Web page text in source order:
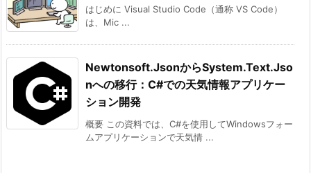
はじめに Visual Studio Code（通称 VS Code）
は、Mic ...
Newtonsoft.JsonからSystem.Text.Jso
nへの移行：C#での天気情報アプリケー
ション開発
概要 この資料では、C#を使用してWindowsフォー
ムアプリケーションで天気情 ...